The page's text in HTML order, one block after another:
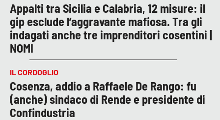
Appalti tra Sicilia e Calabria, 12 misure: il
gip esclude l’aggravante mafiosa. Tra gli
indagati anche tre imprenditori cosentini |
NOMI
IL CORDOGLIO
Cosenza, addio a Raffaele De Rango: fu
(anche) sindaco di Rende e presidente di
Confindustria